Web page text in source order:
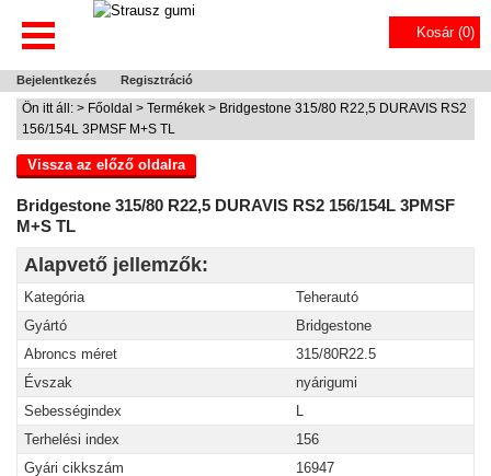
Kosár (0)
Bejelentkezés Regisztráció
Ön itt áll: > Főoldal > Termékek > Bridgestone 315/80 R22,5 DURAVIS RS2
156/154L 3PMSF M+S TL
Vissza az előző oldalra
Bridgestone 315/80 R22,5 DURAVIS RS2 156/154L 3PMSF
M+S TL
Alapvető jellemzők:
Kategória
Teherautó
Gyártó
Bridgestone
Abroncs méret
315/80R22.5
Évszak
nyárigumi
Sebességindex
L
Terhelési index
156
Gyári cikkszám
16947